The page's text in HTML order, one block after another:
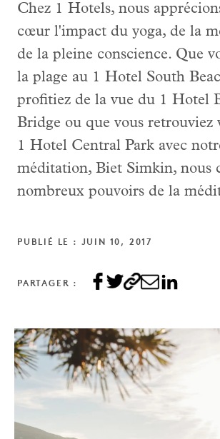
Chez 1 Hotels, nous
cœur l'impact du yoga, de la
de la pleine conscience. Que
la plage au 1 Hotel South
profitiez de la vue du 1 Hotel
Bridge ou que vous retrouviez
1 Hotel Central Park avec
méditation, Biet Simkin, nous
nombreux pouvoirs de la
PUBLIÉ LE : JUIN 10, 2017
PARTAGER :